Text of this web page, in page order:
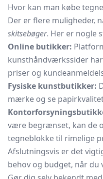
Hvor kan man købe
Der er flere muligheder,
skitsebøger. Her er nogle
Online butikker:
kunsthåndværkssider
priser og
Fysiske kunstbutikker:
mærke og se
være begrænset, kan de
tegneblokke til rimelige
Afslutningsvis er det
behov og budget, når